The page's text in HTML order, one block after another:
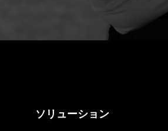
ソリューション